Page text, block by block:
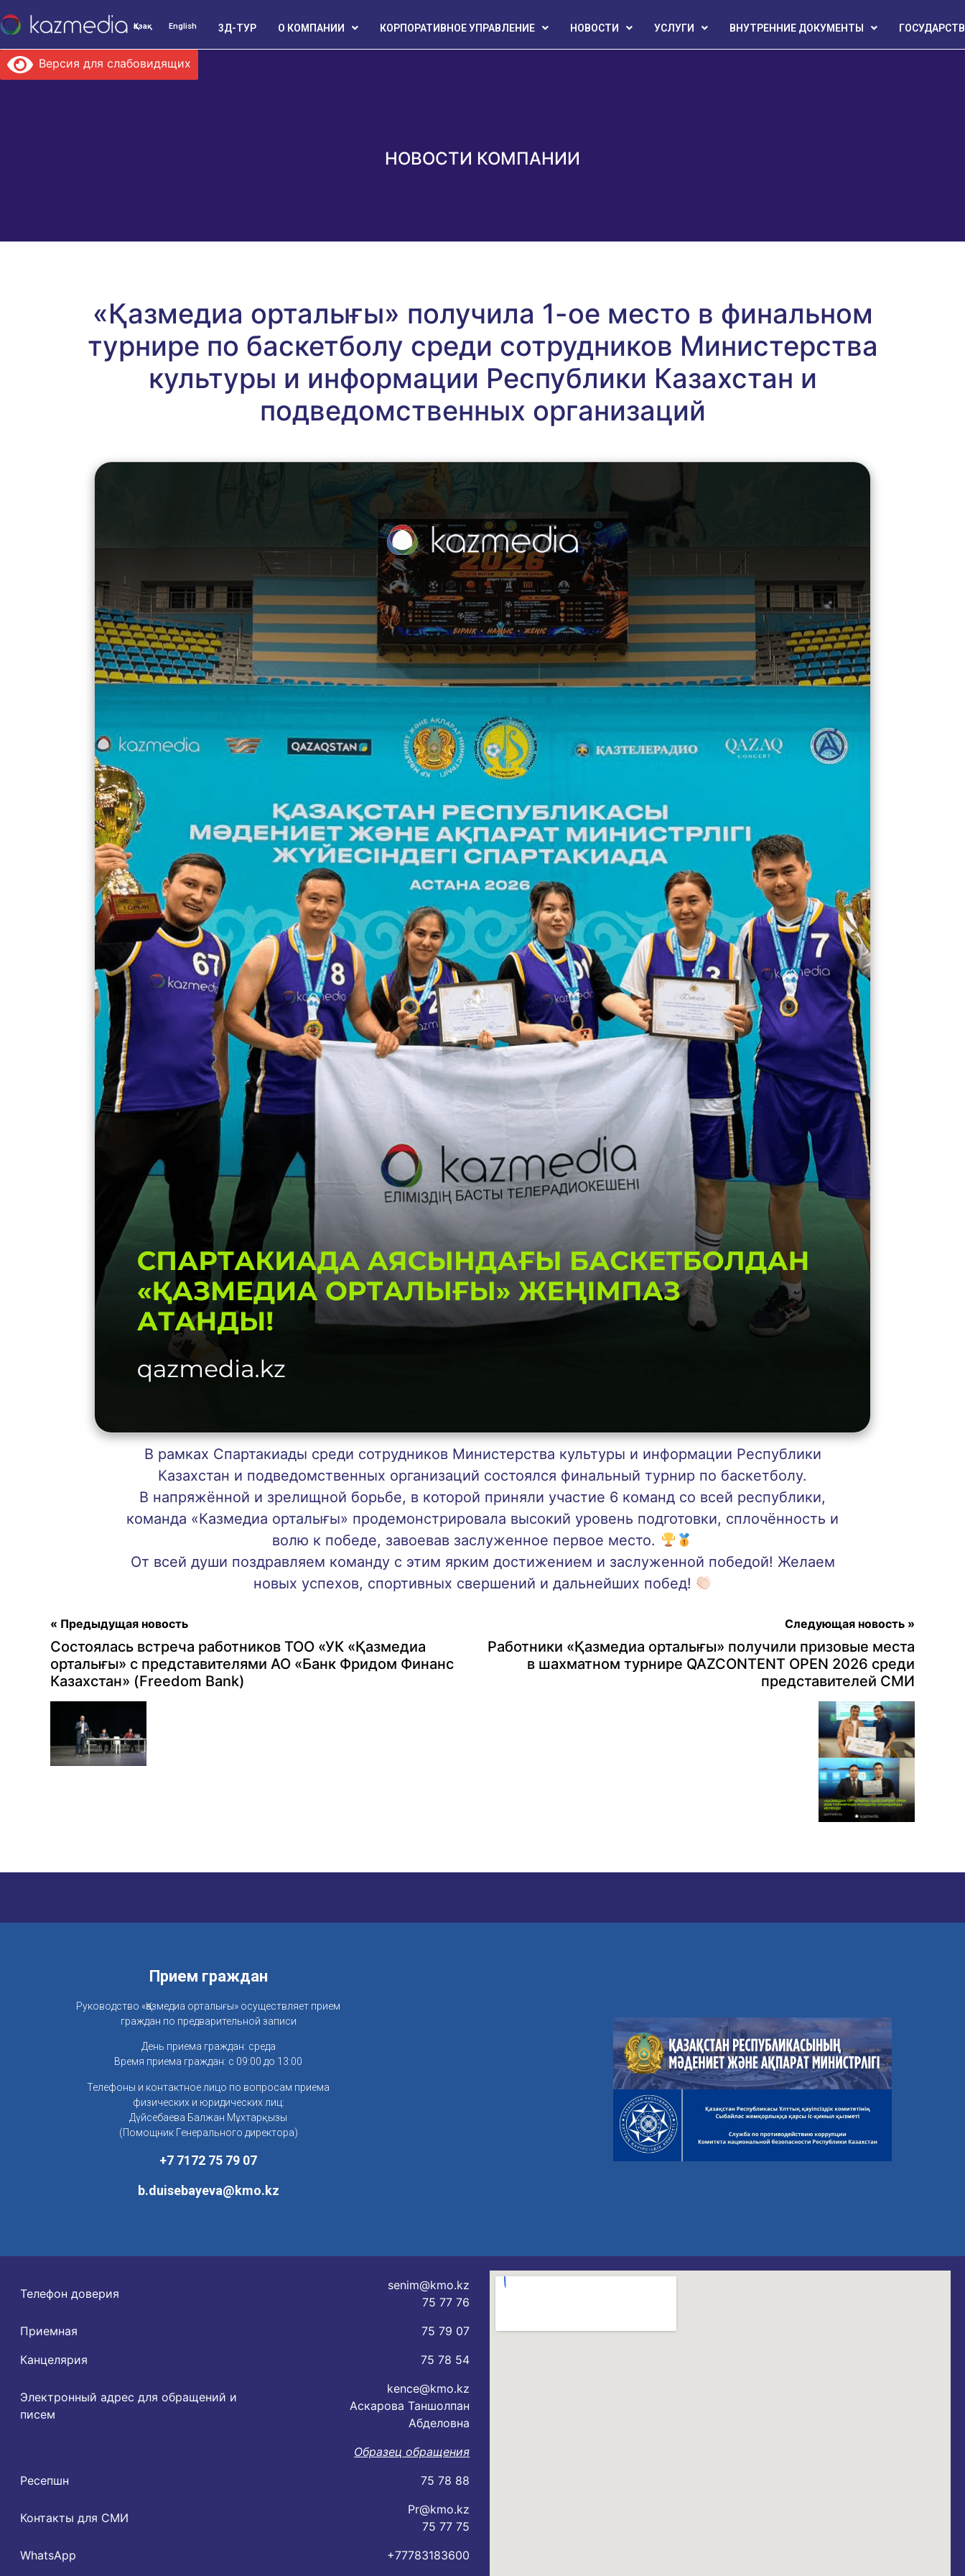
Қазақ English 3Д-ТУР О КОМПАНИИ КОРПОРАТИВНОЕ УПРАВЛЕНИЕ НОВОСТИ УСЛУГИ ВНУТРЕННИЕ ДОКУМЕНТЫ
Версия для слабовидящих
НОВОСТИ КОМПАНИИ
«Қазмедиа орталығы» получила 1-ое место в финальном
турнире по баскетболу среди сотрудников Министерства
культуры и информации Республики Казахстан и
подведомственных организаций
В рамках Спартакиады среди сотрудников Министерства культуры и информации Республики
Казахстан и подведомственных организаций состоялся финальный турнир по баскетболу.
В напряжённой и зрелищной борьбе, в которой приняли участие 6 команд со всей республики,
команда «Казмедиа орталығы» продемонстрировала высокий уровень подготовки, сплочённость и
волю к победе, завоевав заслуженное первое место.
От всей души поздравляем команду с этим ярким достижением и заслуженной победой! Желаем
новых успехов, спортивных свершений и дальнейших побед!
« Предыдущая новость
Состоялась встреча работников ТОО «УК «Қазмедиа
орталығы» с представителями АО «Банк Фридом Финанс
Казахстан» (Freedom Bank)
Следующая новость »
Работники «Қазмедиа орталығы» получили призовые места
в шахматном турнире QAZCONTENT OPEN 2026 среди
представителей СМИ
Прием граждан
Руководство «Қазмедиа орталығы» осуществляет прием
граждан по предварительной записи
День приема граждан: среда
Время приема граждан: с 09:00 до 13:00
Телефоны и контактное лицо по вопросам приема
физических и юридических лиц:
Дүйсебаева Балжан Мұхтарқызы
(Помощник Генерального директора)
+7 7172 75 79 07
b.duisebayeva@kmo.kz
Телефон доверия
senim@kmo.kz
75 77 76
Приемная
75 79 07
Канцелярия
75 78 54
Электронный адрес для обращений и
писем
kence@kmo.kz
Аскарова Таншолпан
Абделовна
Образец обращения
Ресепшн
75 78 88
Контакты для СМИ
Pr@kmo.kz
75 77 75
WhatsApp
+77783183600